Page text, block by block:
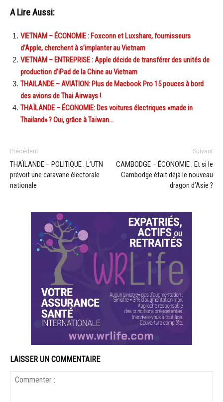
A Lire Aussi:
VIETNAM – ÉCONOMIE : Foxconn et Luxshare, fournisseurs
d’Apple, cherchent à s’implanter au Vietnam
VIETNAM – ENTREPRISE : Apple décide de transférer des unités de
production d’iPad de la Chine au Vietnam
THAILANDE – AVIATION: Plus de Macbook Pro 15 pouces à bord
des avions de Thai Airways !
THAÏLANDE – ÉCONOMIE: Des voitures électriques «made in
Thailand» ? Oui, grâce à Taïwan…
Précédent
THAÏLANDE – POLITIQUE : L’UTN
prévoit une caravane électorale
nationale
Suivant
CAMBODGE – ÉCONOMIE : Et si le
Cambodge était déjà le nouveau
dragon d’Asie ?
LAISSER UN COMMENTAIRE